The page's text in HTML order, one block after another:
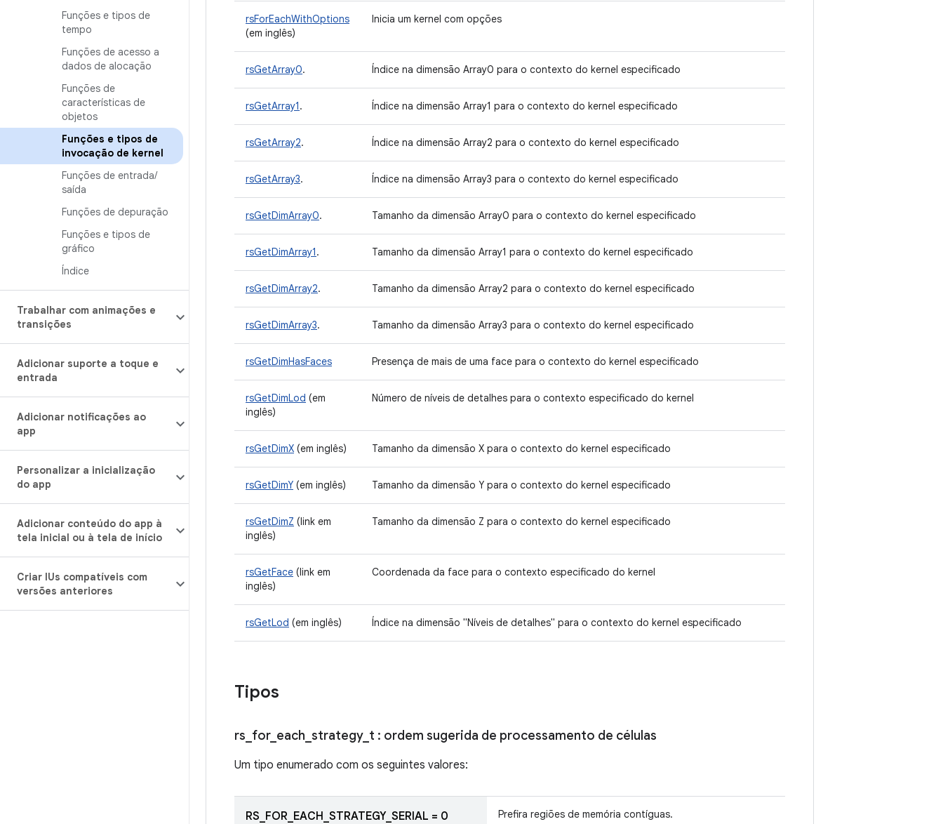
Funções e tipos de
tempo
Funções de acesso a
dados de alocação
Funções de
características de
objetos
Funções e tipos de
invocação de kernel
Funções de entrada/
saída
Funções de depuração
Funções e tipos de
gráfico
Índice
Trabalhar com animações e
transições
Adicionar suporte a toque e
entrada
Adicionar notificações ao
app
Personalizar a inicialização
do app
Adicionar conteúdo do app à
tela inicial ou à tela de início
Criar IUs compatíveis com
versões anteriores
rsForEachWithOptions
(em inglês)
Inicia um kernel com opções
rsGetArray0. Índice na dimensão Array0 para o contexto do kernel especificado
rsGetArray1. Índice na dimensão Array1 para o contexto do kernel especificado
rsGetArray2. Índice na dimensão Array2 para o contexto do kernel especificado
rsGetArray3. Índice na dimensão Array3 para o contexto do kernel especificado
rsGetDimArray0. Tamanho da dimensão Array0 para o contexto do kernel especificado
rsGetDimArray1. Tamanho da dimensão Array1 para o contexto do kernel especificado
rsGetDimArray2. Tamanho da dimensão Array2 para o contexto do kernel especificado
rsGetDimArray3. Tamanho da dimensão Array3 para o contexto do kernel especificado
rsGetDimHasFaces Presença de mais de uma face para o contexto do kernel especificado
rsGetDimLod (em
inglês)
Número de níveis de detalhes para o contexto especificado do kernel
rsGetDimX (em inglês) Tamanho da dimensão X para o contexto do kernel especificado
rsGetDimY (em inglês) Tamanho da dimensão Y para o contexto do kernel especificado
rsGetDimZ (link em
inglês)
Tamanho da dimensão Z para o contexto do kernel especificado
rsGetFace (link em
inglês)
Coordenada da face para o contexto especificado do kernel
rsGetLod (em inglês) Índice na dimensão "Níveis de detalhes" para o contexto do kernel especificado
Tipos
rs for_ each strategy_ t : ordem sugerida de processamento de células
Um tipo enumerado com os seguintes valores:
RS_FOR_EACH_STRATEGY_SERIAL = 0 Prefira regiões de memória contíguas.